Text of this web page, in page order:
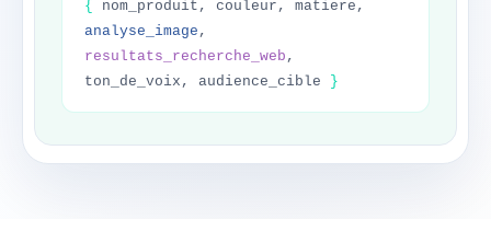
Meta description
Texte alternatif